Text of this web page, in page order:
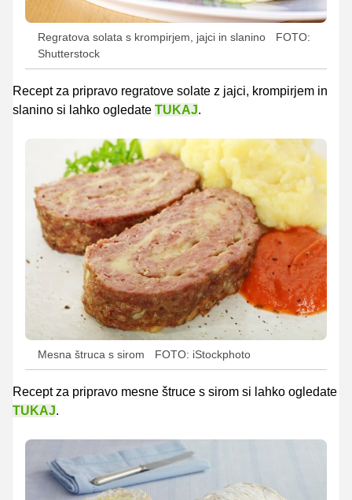
Regratova solata s krompirjem, jajci in slanino
FOTO:
Shutterstock
Recept za pripravo regratove solate z jajci, krompirjem in
slanino si lahko ogledate TUKAJ.
Mesna štruca s sirom FOTO: iStockphoto
Recept za pripravo mesne štruce s sirom si lahko ogledate
TUKAJ.